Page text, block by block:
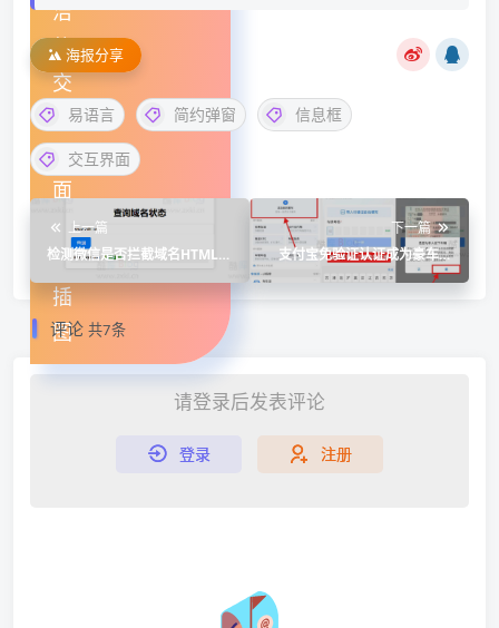
海报分享
易语言 简约弹窗 信息框
交互界面
上一篇
检测微信是否拦截域名HTML源
下一篇
支付宝免验证认证成为豪车车
主教程
评论 共7条
请登录后发表评论
登录 注册